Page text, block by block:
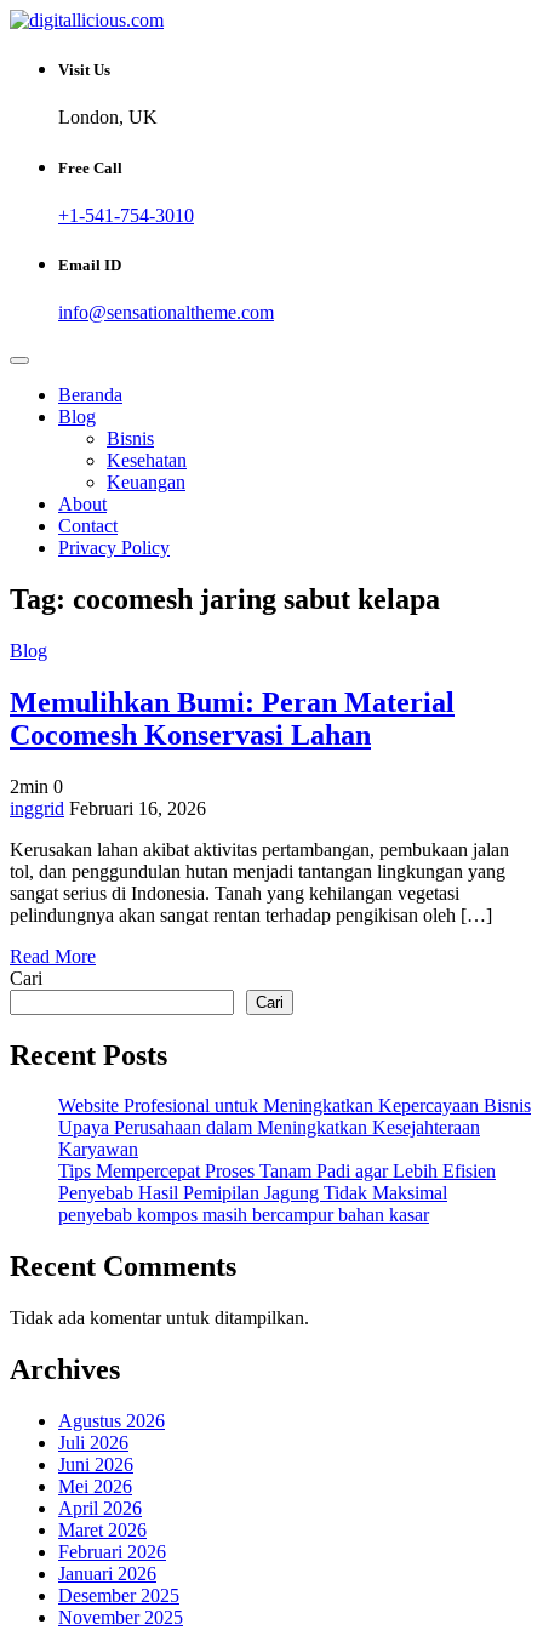
Skip
content
digitallicious.com
Sharing Digital Information
Visit Us
London, UK
Free Call
+1-541-754-3010
Email ID
info@sensationaltheme.com
Beranda
Blog
Bisnis
Kesehatan
Keuangan
About
Contact
Privacy Policy
Tag: cocomesh jaring sabut kelapa
Blog
Memulihkan Bumi: Peran Material
Cocomesh Konservasi Lahan
2min 0
on
Bumi:
Peran
Material
Cocomesh
Lahan
inggrid Februari 16, 2026
Kerusakan lahan akibat aktivitas pertambangan, pembukaan jalan
tol, dan penggundulan hutan menjadi tantangan lingkungan yang
sangat serius di Indonesia. Tanah yang kehilangan vegetasi
pelindungnya akan sangat rentan terhadap pengikisan oleh […]
Read More
Cari
Cari
Recent Posts
Website Profesional untuk Meningkatkan Kepercayaan Bisnis
Upaya Perusahaan dalam Meningkatkan Kesejahteraan
Karyawan
Tips Mempercepat Proses Tanam Padi agar Lebih Efisien
Penyebab Hasil Pemipilan Jagung Tidak Maksimal
penyebab kompos masih bercampur bahan kasar
Recent Comments
Tidak ada komentar untuk ditampilkan.
Archives
Agustus 2026
Juli 2026
Juni 2026
Mei 2026
April 2026
Maret 2026
Februari 2026
Januari 2026
Desember 2025
November 2025